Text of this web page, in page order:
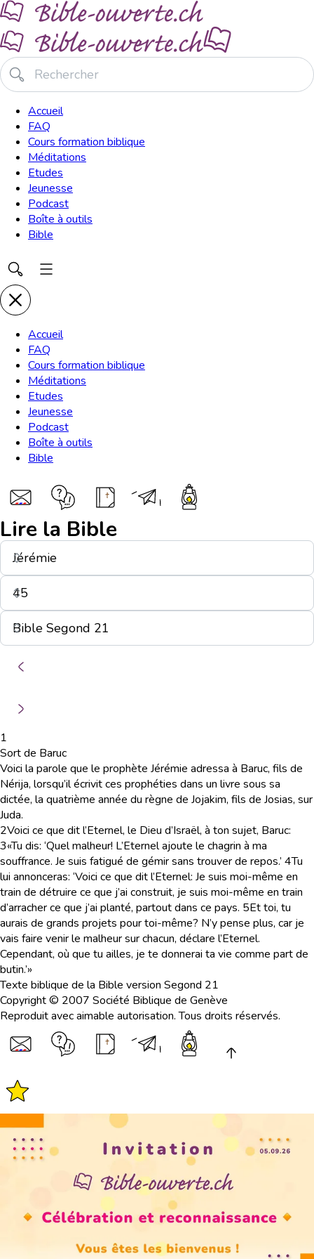
Accueil
FAQ
Cours formation biblique
Méditations
Etudes
Jeunesse
Podcast
Boîte à outils
Bible
Accueil
FAQ
Cours formation biblique
Méditations
Etudes
Jeunesse
Podcast
Boîte à outils
Bible
Lire la Bible
1
Sort de Baruc
Voici la parole que le prophète Jérémie adressa à Baruc, fils de
Nérija, lorsqu’il écrivit ces prophéties dans un livre sous sa
dictée, la quatrième année du règne de Jojakim, fils de Josias, sur
Juda.
2Voici ce que dit l’Eternel, le Dieu d’Israël, à ton sujet, Baruc:
3«Tu dis: ‘Quel malheur! L’Eternel ajoute le chagrin à ma
souffrance. Je suis fatigué de gémir sans trouver de repos.’ 4Tu
lui annonceras: ‘Voici ce que dit l’Eternel: Je suis moi-même en
train de détruire ce que j’ai construit, je suis moi-même en train
d’arracher ce que j’ai planté, partout dans ce pays. 5Et toi, tu
aurais de grands projets pour toi-même? N’y pense plus, car je
vais faire venir le malheur sur chacun, déclare l’Eternel.
Cependant, où que tu ailles, je te donnerai ta vie comme part de
butin.’»
Texte biblique de la Bible version Segond 21
Copyright © 2007 Société Biblique de Genève
Reproduit avec aimable autorisation. Tous droits réservés.